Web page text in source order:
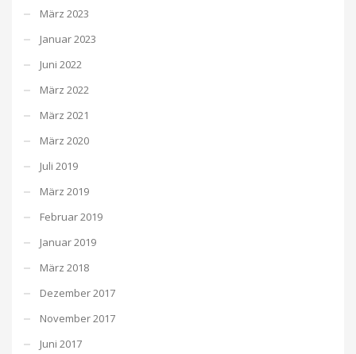
März 2023
Januar 2023
Juni 2022
März 2022
März 2021
März 2020
Juli 2019
März 2019
Februar 2019
Januar 2019
März 2018
Dezember 2017
November 2017
Juni 2017